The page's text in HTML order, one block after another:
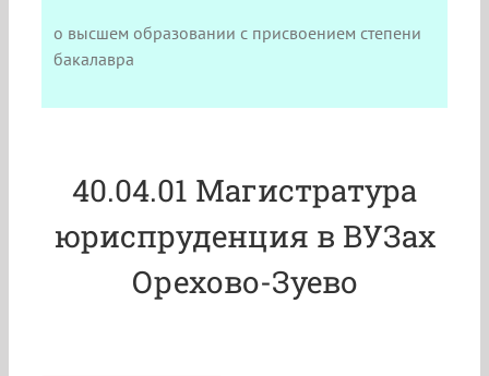
о высшем образовании с присвоением степени
бакалавра
40.04.01 Магистратура
юриспруденция в ВУЗах
Орехово-Зуево